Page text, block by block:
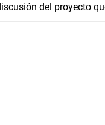
del proyecto